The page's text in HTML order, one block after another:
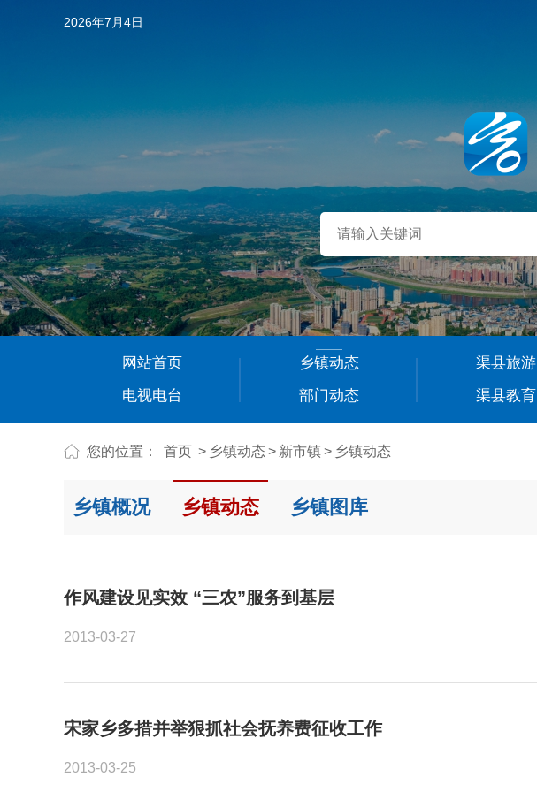
2026年7月4日
网站首页 乡镇动态 渠县旅游
电视电台
部门动态 渠县教育
您的位置： 首页 > 乡镇动态> 新市镇> 乡镇动态
乡镇概况 乡镇动态 乡镇图库
作风建设见实效 “三农”服务到基层
2013-03-27
宋家乡多措并举狠抓社会抚养费征收工作
2013-03-25